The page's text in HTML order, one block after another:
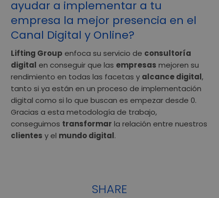
ayudar a implementar a tu
empresa la mejor presencia en el
Canal Digital y Online?
Lifting Group enfoca su servicio de consultoría
digital en conseguir que las empresas mejoren su
rendimiento en todas las facetas y alcance digital,
tanto si ya están en un proceso de implementación
digital como si lo que buscan es empezar desde 0.
Gracias a esta metodología de trabajo,
conseguimos transformar la relación entre nuestros
clientes y el mundo digital.
SHARE